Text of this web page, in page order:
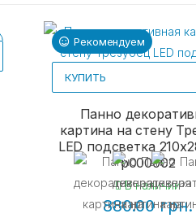
Рекомендуем
КУПИТЬ
Панно
картина на стену
LED подсветка
p000002
В наличии
880.00 грн.